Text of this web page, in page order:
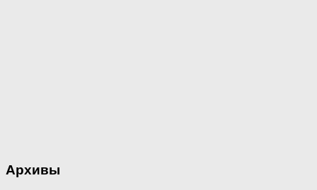
Архивы